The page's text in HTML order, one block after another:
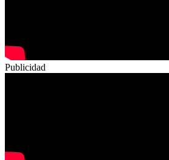
Publicidad